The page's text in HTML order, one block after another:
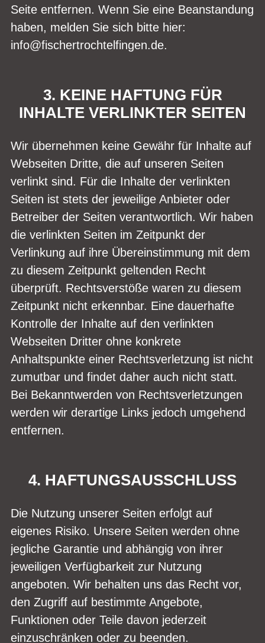
Seite entfernen. Wenn Sie eine Beanstandung
haben, melden Sie sich bitte hier:
info@fischertrochtelfingen.de.
3. KEINE HAFTUNG FÜR
INHALTE VERLINKTER SEITEN
Wir übernehmen keine Gewähr für Inhalte auf
Webseiten Dritte, die auf unseren Seiten
verlinkt sind. Für die Inhalte der verlinkten
Seiten ist stets der jeweilige Anbieter oder
Betreiber der Seiten verantwortlich. Wir haben
die verlinkten Seiten im Zeitpunkt der
Verlinkung auf ihre Übereinstimmung mit dem
zu diesem Zeitpunkt geltenden Recht
überprüft. Rechtsverstöße waren zu diesem
Zeitpunkt nicht erkennbar. Eine dauerhafte
Kontrolle der Inhalte auf den verlinkten
Webseiten Dritter ohne konkrete
Anhaltspunkte einer Rechtsverletzung ist nicht
zumutbar und findet daher auch nicht statt.
Bei Bekanntwerden von Rechtsverletzungen
werden wir derartige Links jedoch umgehend
entfernen.
4. HAFTUNGSAUSSCHLUSS
Die Nutzung unserer Seiten erfolgt auf
eigenes Risiko. Unsere Seiten werden ohne
jegliche Garantie und abhängig von ihrer
jeweiligen Verfügbarkeit zur Nutzung
angeboten. Wir behalten uns das Recht vor,
den Zugriff auf bestimmte Angebote,
Funktionen oder Teile davon jederzeit
einzuschränken oder zu beenden.